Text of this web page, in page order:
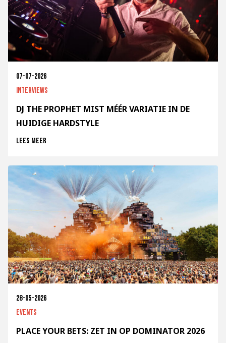
07-07-2026
Interviews
DJ THE PROPHET MIST MÉÉR VARIATIE IN DE
HUIDIGE HARDSTYLE
Lees meer
28-05-2026
Events
PLACE YOUR BETS: ZET IN OP DOMINATOR 2026